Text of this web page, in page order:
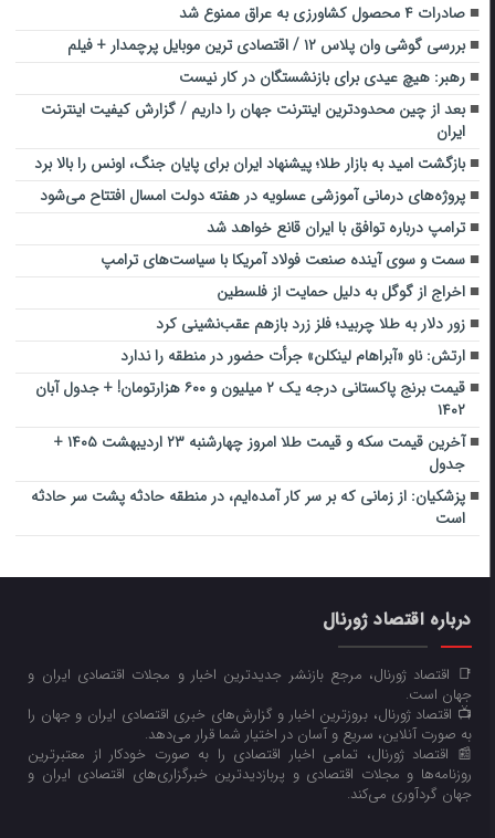
صادرات ۴ محصول کشاورزی به عراق ممنوع شد
بررسی گوشی وان پلاس ۱۲ / اقتصادی ترین موبایل پرچمدار + فیلم
رهبر: هیچ عیدی برای بازنشستگان در کار نیست
بعد از چین محدودترین اینترنت جهان را داریم / گزارش کیفیت اینترنت
ایران
بازگشت امید به بازار طلا؛ پیشنهاد ایران برای پایان جنگ، اونس را بالا برد
پروژه‌های درمانی آموزشی عسلویه در هفته دولت امسال افتتاح می‌شود
ترامپ درباره توافق با ایران قانع خواهد شد
سمت و سوی آینده صنعت فولاد آمریکا با سیاست‌های ترامپ
اخراج از گوگل به دلیل حمایت از فلسطین
زور دلار به طلا چربید؛ فلز زرد بازهم عقب‌نشینی کرد
ارتش: ناو «آبراهام لینکلن» جرأت حضور در منطقه را ندارد‌
قیمت برنج پاکستانی درجه یک ۲ میلیون و ۶۰۰ هزارتومان! + جدول آبان
۱۴۰۲
آخرین قیمت سکه و قیمت طلا امروز چهارشنبه ۲۳ اردیبهشت ۱۴۰۵ +
جدول
پزشکیان: از زمانی که بر سر کار آمده‌ایم، در منطقه حادثه پشت سر حادثه
است
درباره اقتصاد ژورنال
📑 اقتصاد ژورنال، مرجع بازنشر جدیدترین اخبار و مجلات اقتصادی ایران و
جهان است.
📺 اقتصاد ژورنال، بروزترین اخبار و گزارش‌های خبری اقتصادی ایران و جهان را
به صورت آنلاین، سریع و آسان در اختیار شما قرار می‌‌دهد.
📰 اقتصاد ژورنال، تمامی اخبار اقتصادی را به صورت خودکار از معتبرترین
روزنامه‌ها و مجلات اقتصادی و پربازدیدترین خبرگزاری‌های اقتصادی ایران و
جهان گردآوری می‌کند.